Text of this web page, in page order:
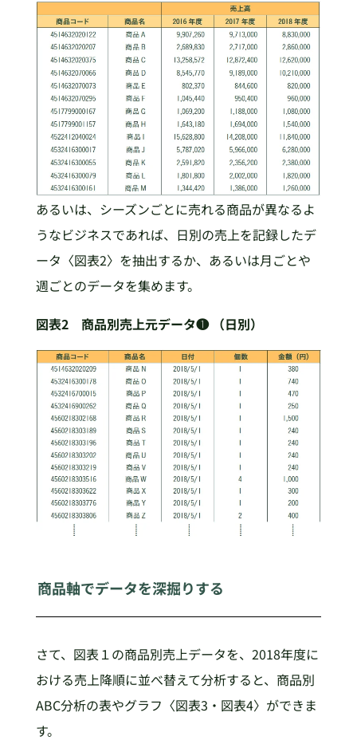
あるいは、シーズンごとに売れる商品が異なるよ
うなビジネスであれば、日別の売上を記録したデ
ータ〈図表2〉を抽出するか、あるいは月ごとや
週ごとのデータを集めます。
図表2 商品別売上元データ❶ （日別）
商品軸でデータを深掘りする
さて、図表１の商品別売上データを、2018年度に
おける売上降順に並べ替えて分析すると、商品別
ABC分析の表やグラフ〈図表3・図表4〉ができま
す。